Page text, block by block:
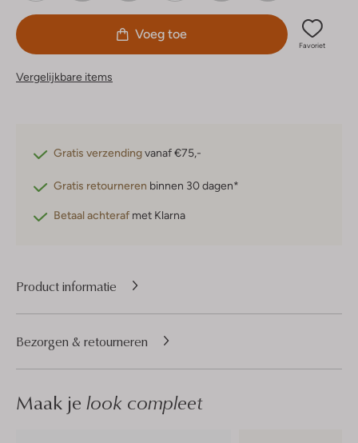
Voeg toe
Favoriet
Vergelijkbare items
Gratis verzendingvanaf €75,-
Gratis retourneren binnen 30 dagen*
Betaal achteraf met Klarna
Product informatie
Bezorgen & retourneren
Maak je look compleet